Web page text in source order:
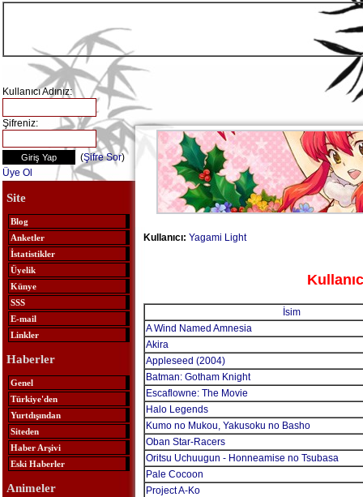
Kullanıcı Adınız:
Şifreniz:
(Şifre Sor)
Üye Ol
Site
Blog
Anketler
İstatistikler
Üyelik
Künye
SSS
E-mail
Linkler
Haberler
Genel
Türkiye'den
Yurtdışından
Siteden
Haber Arşivi
Eski Haberler
Animeler
Kullanıcı: Yagami Light
İsim
A Wind Named Amnesia
Akira
Appleseed (2004)
Batman: Gotham Knight
Escaflowne: The Movie
Halo Legends
Kumo no Mukou, Yakusoku no Basho
Oban Star-Racers
Oritsu Uchuugun - Honneamise no Tsubasa
Pale Cocoon
Project A-Ko